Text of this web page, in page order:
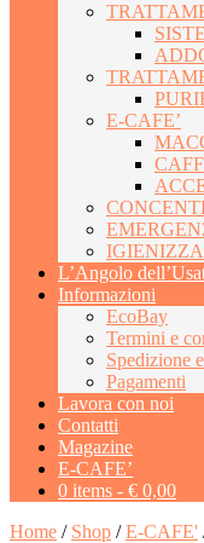
E-CAFE’
L’Angolo
Informazioni
EcoBay
Termini e
Spedizione
Pagamenti
Lavora con noi
Contatti
Magazine
E-CAFE’
0 items - € 0,00
Home / Shop /E-CAFE'